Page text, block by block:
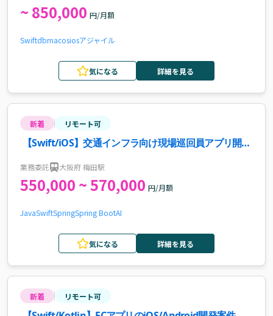
~ 850,000 円/月額
Swiftdbmacosiosアジャイル
気になる 詳細を見る
新着 リモート可
【Swift/iOS】交通インフラ向け現場巡回員アプリ開発
業務委託 大阪府 梅田駅
550,000 ~ 570,000 円/月額
JavaSwiftSpringSpring BootAI
気になる 詳細を見る
新着 リモート可